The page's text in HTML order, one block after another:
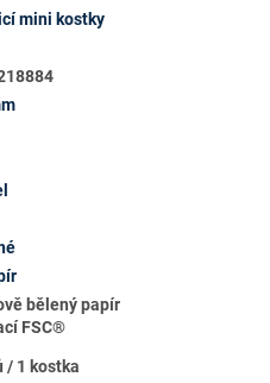
mini kostky
bělený papír
FSC®
/ 1 kostka